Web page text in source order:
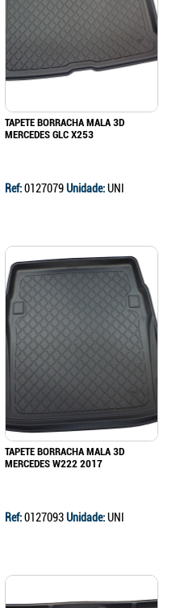
TAPETE BORRACHA MALA 3D
MERCEDES GLC X253
Ref:0127079Unidade:UNI
TAPETE BORRACHA MALA 3D
MERCEDES W222 2017
Ref:0127093Unidade:UNI
comprar